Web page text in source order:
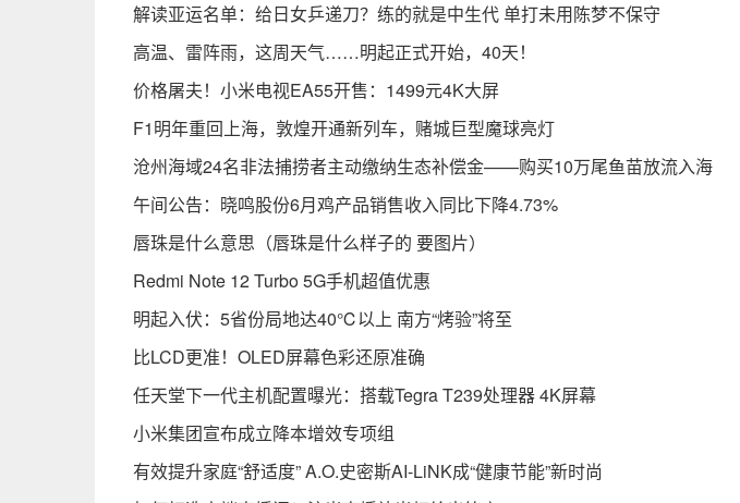
解读亚运名单：给日女乒递刀？练的就是中生代 单打未用陈梦不保守
高温、雷阵雨，这周天气……明起正式开始，40天！
价格屠夫！小米电视EA55开售：1499元4K大屏
F1明年重回上海，敦煌开通新列车，赌城巨型魔球亮灯
沧州海域24名非法捕捞者主动缴纳生态补偿金——购买10万尾鱼苗放流入海
午间公告：晓鸣股份6月鸡产品销售收入同比下降4.73%
唇珠是什么意思（唇珠是什么样子的 要图片）
Redmi Note 12 Turbo 5G手机超值优惠
明起入伏：5省份局地达40℃以上 南方“烤验”将至
比LCD更准！OLED屏幕色彩还原准确
任天堂下一代主机配置曝光：搭载Tegra T239处理器 4K屏幕
小米集团宣布成立降本增效专项组
有效提升家庭“舒适度” A.O.史密斯AI-LiNK成“健康节能”新时尚